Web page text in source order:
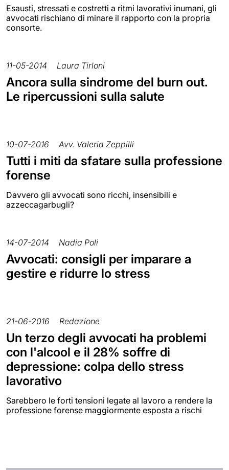
Esausti, stressati e costretti a ritmi lavorativi inumani, gli
avvocati rischiano di minare il rapporto con la propria
consorte.
11-05-2014 Laura Tirloni
Ancora sulla sindrome del burn out.
Le ripercussioni sulla salute
10-07-2016 Avv. Valeria Zeppilli
Tutti i miti da sfatare sulla professione
forense
Davvero gli avvocati sono ricchi, insensibili e
azzeccagarbugli?
14-07-2014 Nadia Poli
Avvocati: consigli per imparare a
gestire e ridurre lo stress
21-06-2016 Redazione
Un terzo degli avvocati ha problemi
con l'alcool e il 28% soffre di
depressione: colpa dello stress
lavorativo
Sarebbero le forti tensioni legate al lavoro a rendere la
professione forense maggiormente esposta a rischi